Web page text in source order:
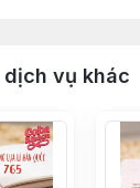
dịch vụ khác